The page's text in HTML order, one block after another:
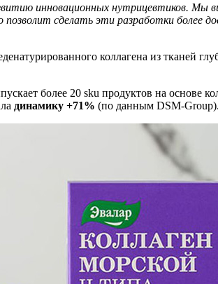
инновационных нутрицевтиков. Мы
позволит сделать эти разработки более
коллагена из тканей
более 20 sku продуктов на основе
динамику +71% (по данным DSM-Group).